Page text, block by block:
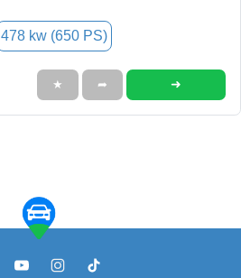
478 kw (650 PS)
★ ➦ ➜